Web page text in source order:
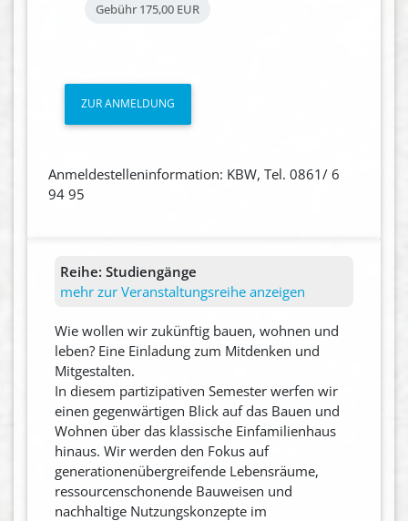
Gebühr 175,00 EUR
ZUR ANMELDUNG
Anmeldestelleninformation: KBW, Tel. 0861/ 6
94 95
Reihe: Studiengänge
mehr zur Veranstaltungsreihe anzeigen
Wie wollen wir zukünftig bauen, wohnen und
leben? Eine Einladung zum Mitdenken und
Mitgestalten.
In diesem partizipativen Semester werfen wir
einen gegenwärtigen Blick auf das Bauen und
Wohnen über das klassische Einfamilienhaus
hinaus. Wir werden den Fokus auf
generationenübergreifende Lebensräume,
ressourcenschonende Bauweisen und
nachhaltige Nutzungskonzepte im